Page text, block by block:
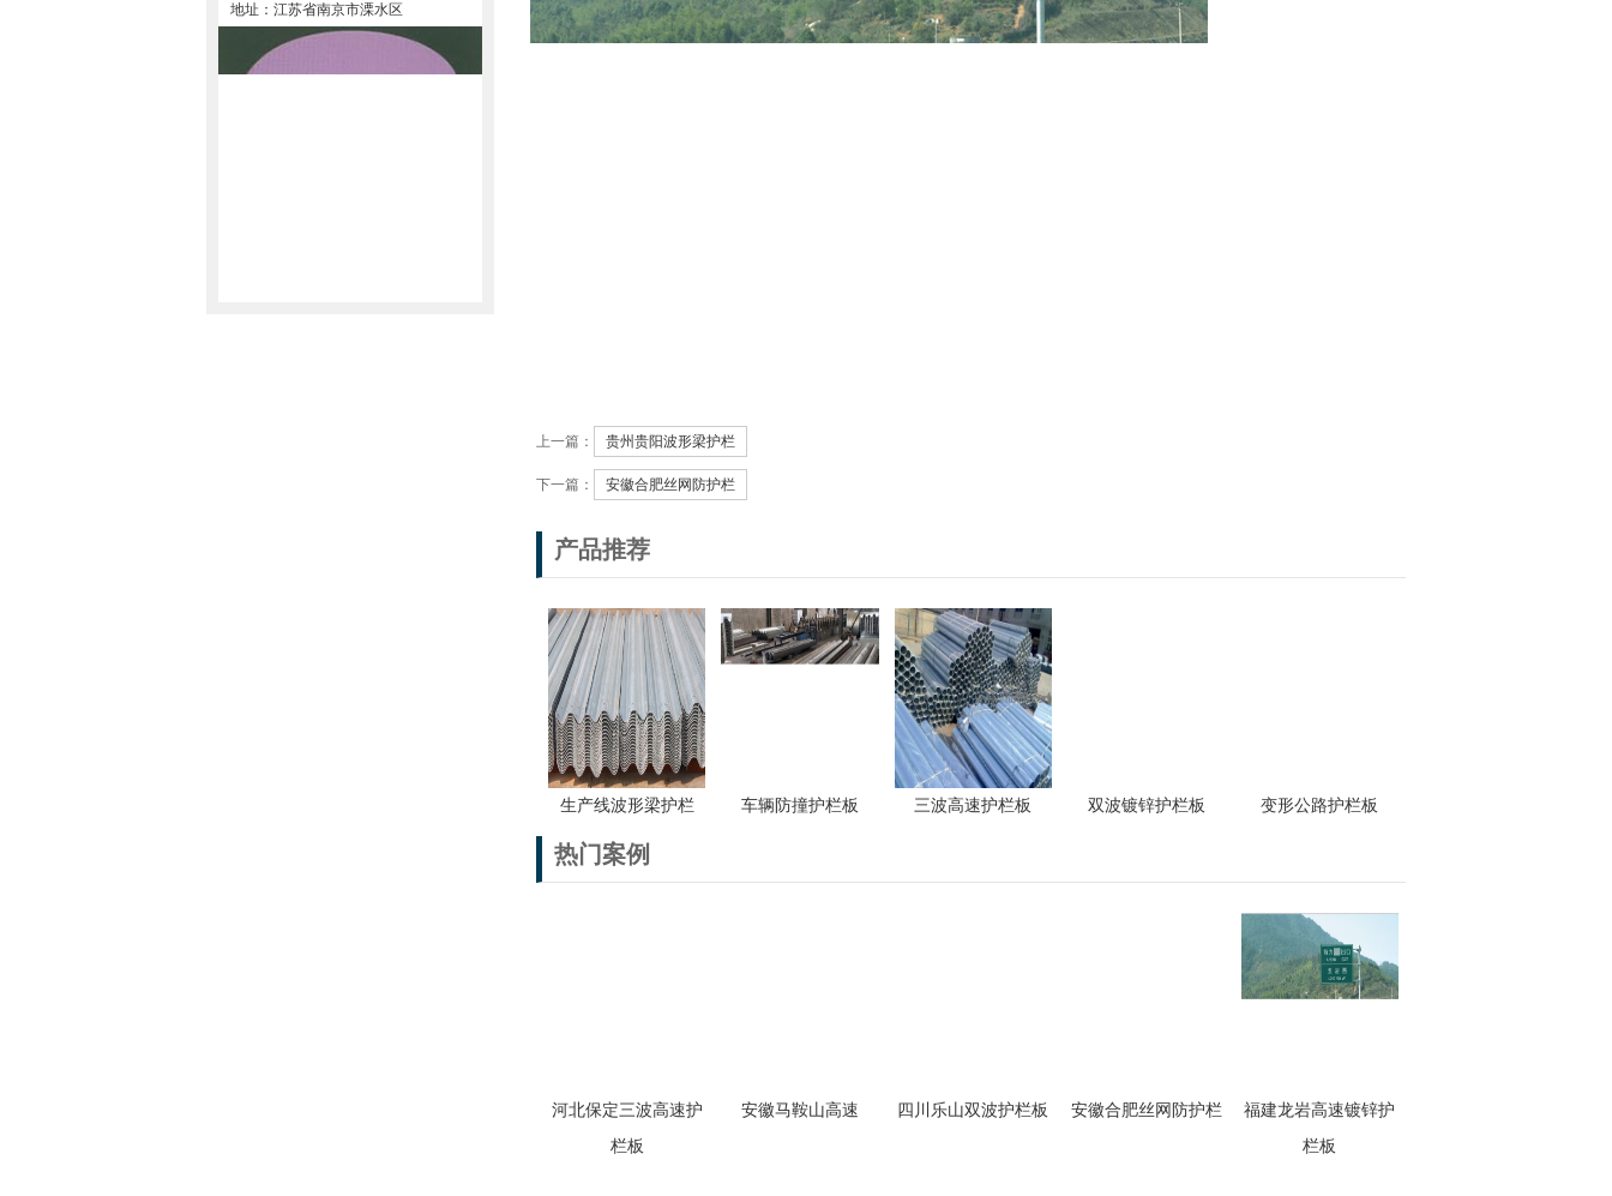
地址：江苏省南京市溧水区
上一篇： 贵州贵阳波形梁护栏
下一篇： 安徽合肥丝网防护栏
产品推荐
生产线波形梁护栏 车辆防撞护栏板 三波高速护栏板 双波镀锌护栏板 变形公路护栏板
热门案例
河北保定三波高速护
栏板
安徽马鞍山高速 四川乐山双波护栏板 安徽合肥丝网防护栏
福建龙岩高速镀锌护
栏板